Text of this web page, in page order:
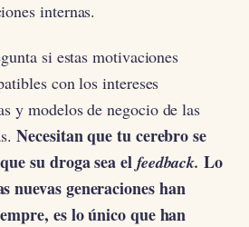
internas.
si estas motivaciones
con los intereses
y modelos de negocio de las
Necesitan que tu cerebro se
su droga sea el feedback.Lo
nuevas generaciones han
es lo único que han